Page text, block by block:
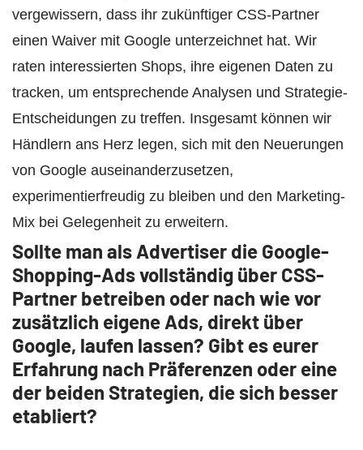
vergewissern, dass ihr zukünftiger CSS-Partner
einen Waiver mit Google unterzeichnet hat. Wir
raten interessierten Shops, ihre eigenen Daten zu
tracken, um entsprechende Analysen und Strategie-
Entscheidungen zu treffen. Insgesamt können wir
Händlern ans Herz legen, sich mit den Neuerungen
von Google auseinanderzusetzen,
experimentierfreudig zu bleiben und den Marketing-
Mix bei Gelegenheit zu erweitern.
Sollte man als Advertiser die Google-
Shopping-Ads vollständig über CSS-
Partner betreiben oder nach wie vor
zusätzlich eigene Ads, direkt über
Google, laufen lassen? Gibt es eurer
Erfahrung nach Präferenzen oder eine
der beiden Strategien, die sich besser
etabliert?